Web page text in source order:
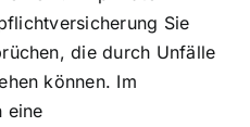
Sie
die durch Unfälle
können. Im
eine